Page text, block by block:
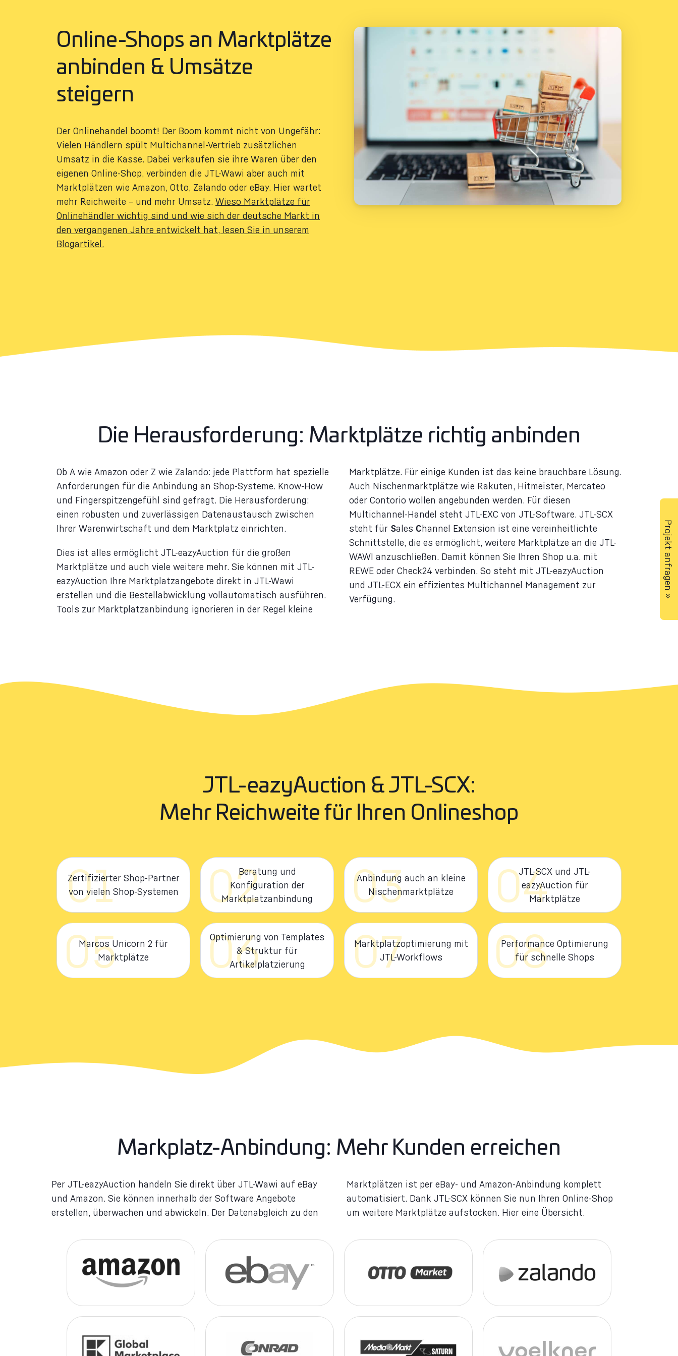
Projekt anfragen »
Online-Shops an Marktplätze
anbinden & Umsätze
steigern
Der Onlinehandel boomt! Der Boom kommt nicht von Ungefähr:
Vielen Händlern spült Multichannel-Vertrieb zusätzlichen
Umsatz in die Kasse. Dabei verkaufen sie ihre Waren über den
eigenen Online-Shop, verbinden die JTL-Wawi aber auch mit
Marktplätzen wie Amazon, Otto, Zalando oder eBay. Hier wartet
mehr Reichweite – und mehr Umsatz. Wieso Marktplätze für
Onlinehändler wichtig sind und wie sich der deutsche Markt in
den vergangenen Jahre entwickelt hat, lesen Sie in unserem
Blogartikel.
Die Herausforderung: Marktplätze richtig anbinden
Ob A wie Amazon oder Z wie Zalando: jede Plattform hat spezielle
Anforderungen für die Anbindung an Shop-Systeme. Know-How
und Fingerspitzengefühl sind gefragt. Die Herausforderung:
einen robusten und zuverlässigen Datenaustausch zwischen
Ihrer Warenwirtschaft und dem Marktplatz einrichten.
Dies ist alles ermöglicht JTL-eazyAuction für die großen
Marktplätze und auch viele weitere mehr. Sie können mit JTL-
eazyAuction Ihre Marktplatzangebote direkt in JTL-Wawi
erstellen und die Bestellabwicklung vollautomatisch ausführen.
Tools zur Marktplatzanbindung ignorieren in der Regel kleine
Marktplätze. Für einige Kunden ist das keine brauchbare Lösung.
Auch Nischenmarktplätze wie Rakuten, Hitmeister, Mercateo
oder Contorio wollen angebunden werden. Für diesen
Multichannel-Handel steht JTL-EXC von JTL-Software. JTL-SCX
steht für Sales Channel Extension ist eine vereinheitlichte
Schnittstelle, die es ermöglicht, weitere Marktplätze an die JTL-
WAWI anzuschließen. Damit können Sie Ihren Shop u.a. mit
REWE oder Check24 verbinden. So steht mit JTL-eazyAuction
und JTL-ECX ein effizientes Multichannel Management zur
Verfügung.
JTL-eazyAuction & JTL-SCX:
Mehr Reichweite für Ihren Onlineshop
01
Zertifizierter Shop-Partner
von vielen Shop-Systemen
02Beratung und
Konfiguration der
Marktplatzanbindung
03
Anbindung auch an kleine
Nischenmarktplätze
04
JTL-SCX und JTL-
eazyAuction für
Marktplätze
05
Marcos Unicorn 2 für
Marktplätze
06
Optimierung von Templates
& Struktur für
Artikelplatzierung
07
Marktplatzoptimierung mit
JTL-Workflows
08
Performance Optimierung
für schnelle Shops
Markplatz-Anbindung: Mehr Kunden erreichen
Per JTL-eazyAuction handeln Sie direkt über JTL-Wawi auf eBay
und Amazon. Sie können innerhalb der Software Angebote
erstellen, überwachen und abwickeln. Der Datenabgleich zu den
Marktplätzen ist per eBay- und Amazon-Anbindung komplett
automatisiert. Dank JTL-SCX können Sie nun Ihren Online-Shop
um weitere Marktplätze aufstocken. Hier eine Übersicht.